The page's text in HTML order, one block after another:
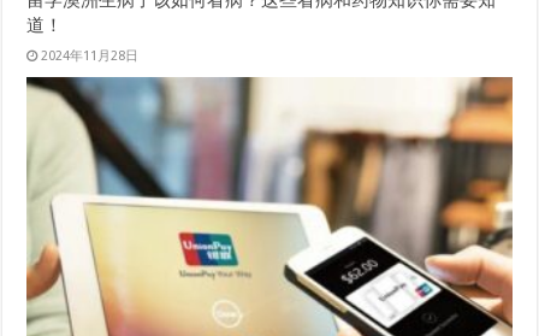
道！
2024年11月28日